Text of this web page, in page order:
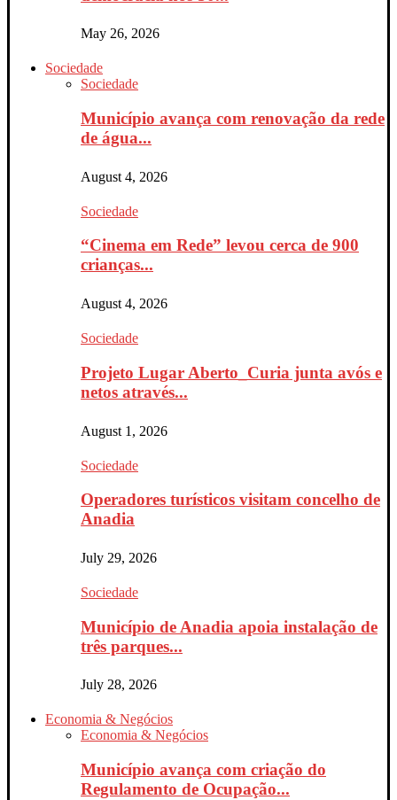
May 26, 2026
Sociedade
Sociedade
Município avança com renovação da rede
de água...
August 4, 2026
Sociedade
“Cinema em Rede” levou cerca de 900
crianças...
August 4, 2026
Sociedade
Projeto Lugar Aberto_Curia junta avós e
netos através...
August 1, 2026
Sociedade
Operadores turísticos visitam concelho de
Anadia
July 29, 2026
Sociedade
Município de Anadia apoia instalação de
três parques...
July 28, 2026
Economia & Negócios
Economia & Negócios
Município avança com criação do
Regulamento de Ocupação...